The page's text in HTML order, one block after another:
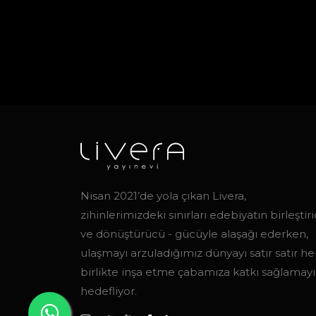
Nisan 2021’de yola çıkan Livera,
zihinlerimizdeki sınırları edebiyatın
ve dönüştürücü - gücüyle alaşağı ederken,
ulaşmayı arzuladığımız dünyayı satır satır
birlikte inşa etme çabamıza katkı sağlamayı
hedefliyor.